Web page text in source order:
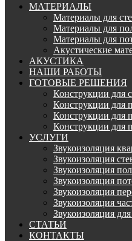
МАТЕРИАЛЫ
Материалы для
Материалы для
Материалы для
Акустические
АКУСТИКА
НАШИ РАБОТЫ
ГОТОВЫЕ РЕШЕНИЯ
Конструкции для
Конструкции для
Конструкции для
Конструкции для
УСЛУГИ
Звукоизоляция
Звукоизоляция
Звукоизоляция
Звукоизоляция
Звукоизоляция
Звукоизоляция
Звукоизоляция
СТАТЬИ
КОНТАКТЫ